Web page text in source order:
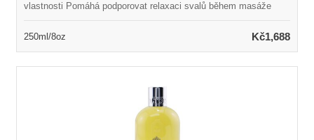
vlastnosti Pomáhá podporovat relaxaci svalů během masáže
napjaté a unavené svaly Vonné osvěžující a revitalizační vůní
250ml/8oz Kč1,688